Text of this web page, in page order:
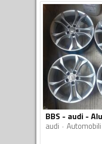
audi Automobili